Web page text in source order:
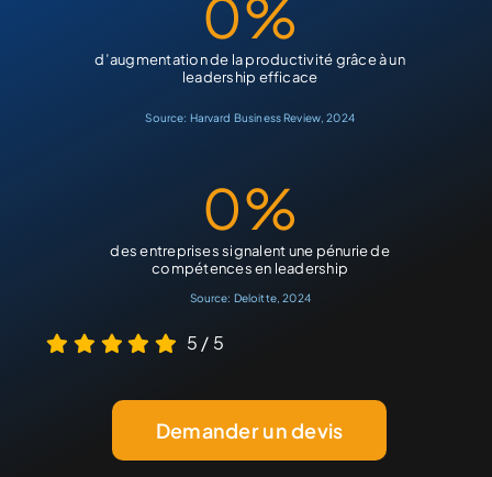
0%
d’augmentation de la productivité grâce à un
leadership efficace
Source: Harvard Business Review, 2024
0%
des entreprises signalent une pénurie de
compétences en leadership
Source: Deloitte, 2024
5 / 5
Demander un devis